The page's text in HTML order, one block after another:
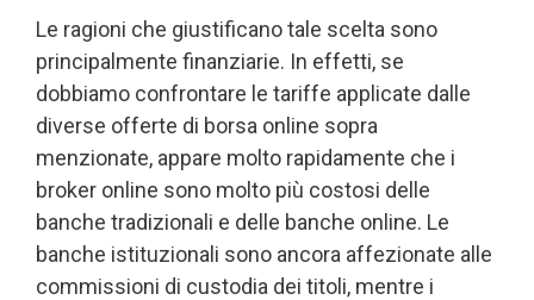
Le ragioni che giustificano tale scelta sono
principalmente finanziarie. In effetti, se
dobbiamo confrontare le tariffe applicate dalle
diverse offerte di borsa online sopra
menzionate, appare molto rapidamente che i
broker online sono molto più costosi delle
banche tradizionali e delle banche online. Le
banche istituzionali sono ancora affezionate alle
commissioni di custodia dei titoli, mentre i